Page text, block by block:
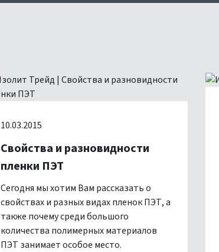
10.03.2015
Свойства и разновидности
пленки ПЭТ
Сегодня мы хотим Вам рассказать о
свойствах и разных видах пленок ПЭТ, а
также почему среди большого
количества полимерных материалов
ПЭТ занимает особое место.